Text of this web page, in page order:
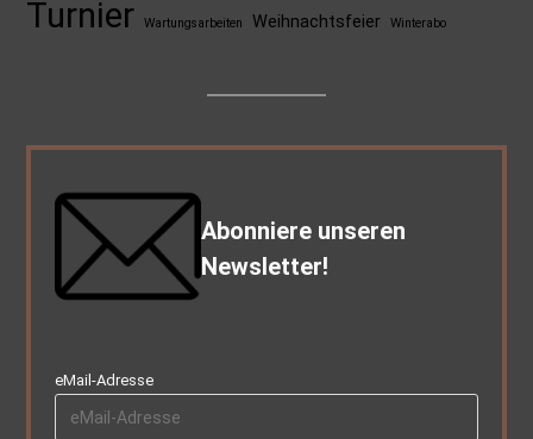
Turnier Wartungsarbeiten Weihnachtsfeier Winterabo
Abonniere unseren
Newsletter!
eMail-Adresse